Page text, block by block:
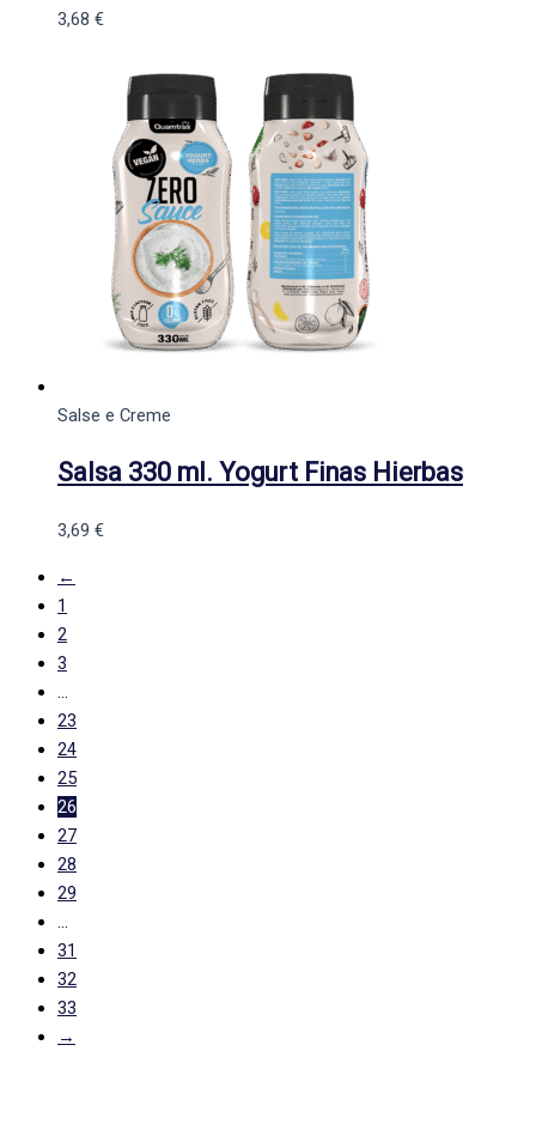
3,68 €
Salse e Creme
Salsa 330 ml. Yogurt Finas Hierbas
3,69 €
←
1
2
3
…
23
24
25
26
27
28
29
…
31
32
33
→